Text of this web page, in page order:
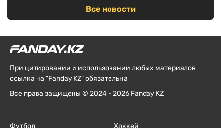
Все новости
При цитировании и использовании любых материалов
ссылка на "Fanday KZ" обязательна
Все права защищены © 2024 - 2026 Fanday KZ
Футбол
Хоккей